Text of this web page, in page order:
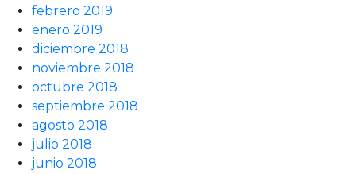
febrero 2019
enero 2019
diciembre 2018
noviembre 2018
octubre 2018
septiembre 2018
agosto 2018
julio 2018
junio 2018